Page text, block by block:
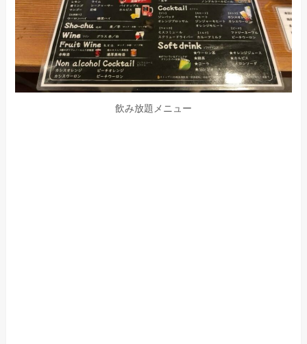
飲み放題メニュー